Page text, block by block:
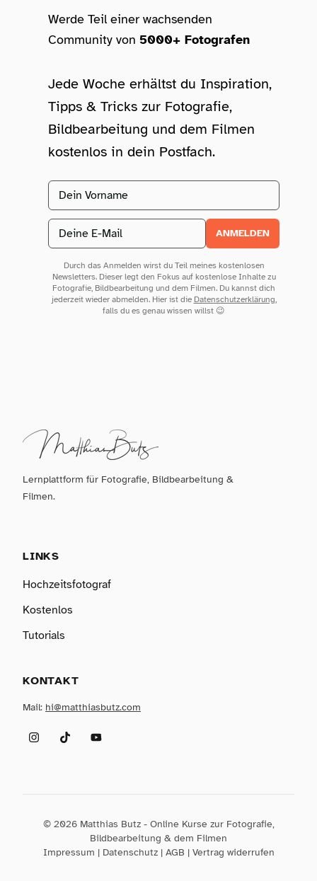
Werde Teil einer wachsenden
Community von 5000+ Fotografen
Jede Woche erhältst du Inspiration,
Tipps & Tricks zur Fotografie,
Bildbearbeitung und dem Filmen
kostenlos in dein Postfach.
Vorname
Email address ANMELDEN
Durch das Anmelden wirst du Teil meines kostenlosen
Newsletters. Dieser legt den Fokus auf kostenlose Inhalte zu
Fotografie, Bildbearbeitung und dem Filmen. Du kannst dich
jederzeit wieder abmelden. Hier ist die Datenschutzerklärung
falls du es genau wissen willst 😉
Lernplattform für Fotografie, Bildbearbeitung &
Filmen.
LINKS
Hochzeitsfotograf
Kostenlos
Tutorials
KONTAKT
Mail: hi@matthiasbutz.com
InstagramTikTokYouTube
© 2026 Matthias Butz - Online Kurse zur Fotografie,
Bildbearbeitung & dem Filmen
Impressum | Datenschutz| AGB | Vertrag widerrufen